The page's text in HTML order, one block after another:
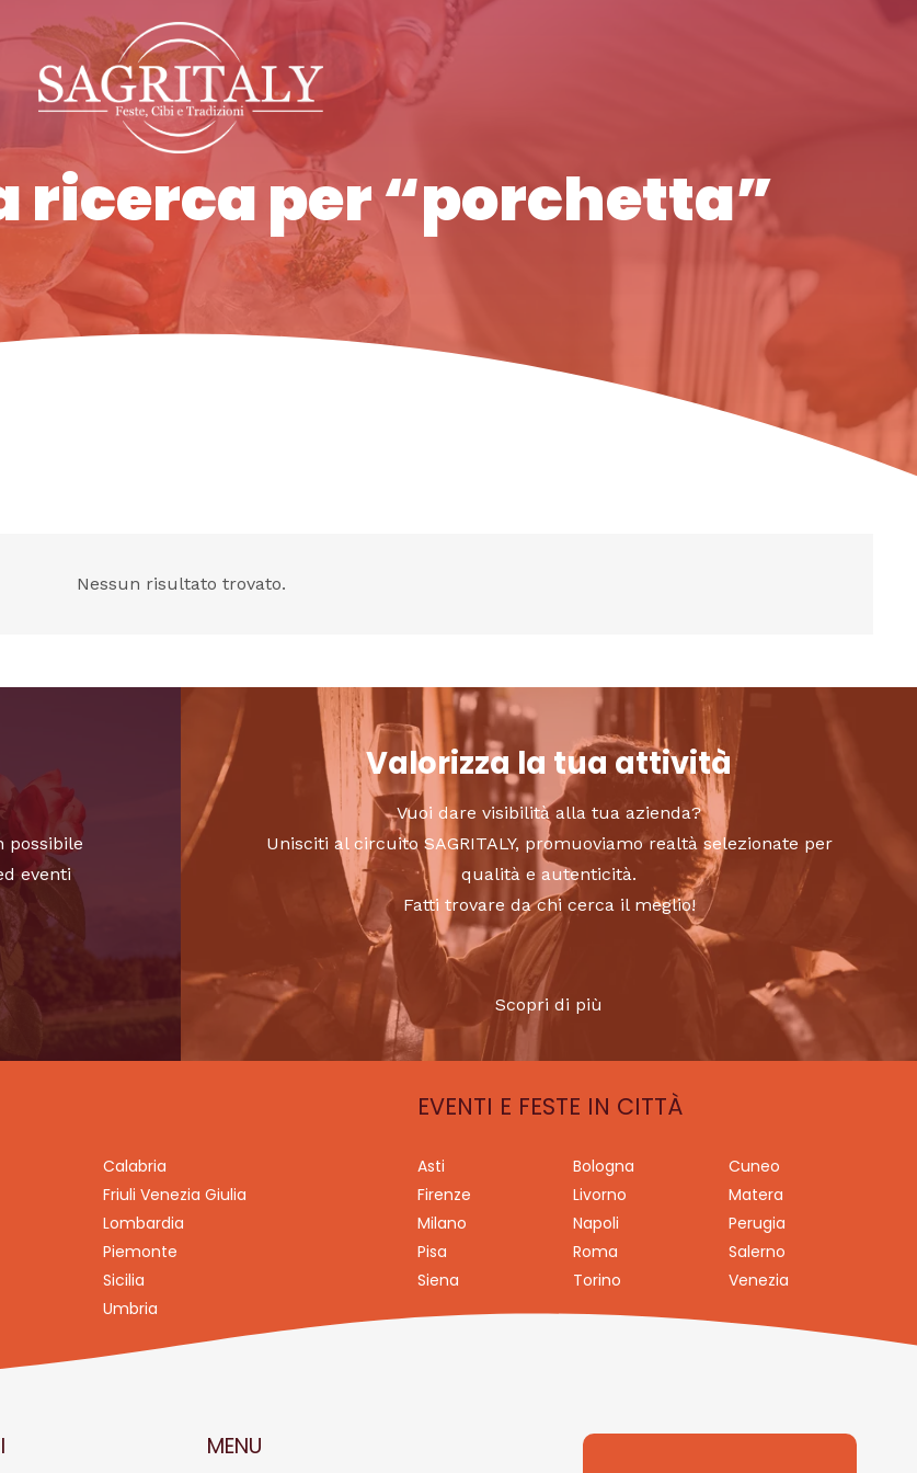
ricerca per “porchetta”
Nessun risultato trovato.
possibile
eventi
Valorizza la tua attività
Vuoi dare visibilità alla tua azienda?
Unisciti al circuito SAGRITALY, promuoviamo realtà selezionate per
qualità e autenticità.
Fatti trovare da chi cerca il meglio!
Scopri di più
Calabria
Friuli Venezia Giulia
Lombardia
Piemonte
Sicilia
Umbria
EVENTI E FESTE IN CITTÀ
Asti Bologna
Cuneo
Firenze
Livorno
Matera
Milano
Napoli
Perugia
Pisa
Roma
Salerno
Siena
Torino Venezia
MENU